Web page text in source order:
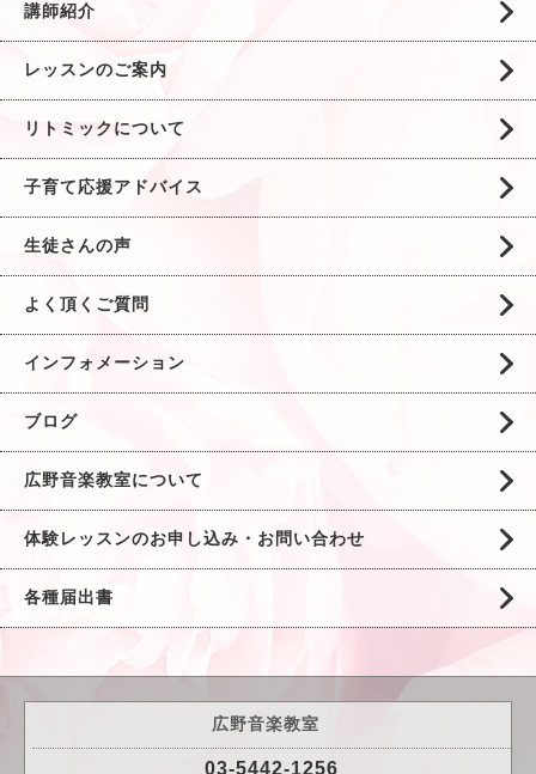
講師紹介
レッスンのご案内
リトミックについて
子育て応援アドバイス
生徒さんの声
よく頂くご質問
インフォメーション
ブログ
広野音楽教室について
体験レッスンのお申し込み・お問い合わせ
各種届出書
広野音楽教室
03-5442-1256